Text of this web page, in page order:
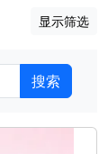
显示筛选
搜索